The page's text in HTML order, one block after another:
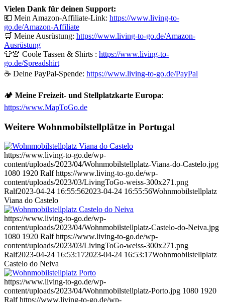
Vielen Dank für deinen Support:
💶 Mein Amazon-Affiliate-Link: https://www.living-to-
go.de/Amazon-Affiliate
🛒 Meine Ausrüstung: https://www.living-to-go.de/Amazon-
Ausrüstung
👕👚 Coole Tassen & Shirts : https://www.living-to-
go.de/Spreadshirt
☕ Deine PayPal-Spende: https://www.living-to-go.de/PayPal
🏕️ Meine Freizeit- und Stellplatzkarte Europa:
https://www.MapToGo.de
Weitere Wohnmobilstellplätze in Portugal
https://www.living-to-go.de/wp-
content/uploads/2023/04/Wohnmobilstellplatz-Viana-do-Castelo.jpg
1080 1920 Ralf https://www.living-to-go.de/wp-
content/uploads/2023/03/LivingToGo-weiss-300x271.png
Ralf2023-04-24 16:55:562023-04-24 16:55:56Wohnmobilstellplatz
Viana do Castelo
https://www.living-to-go.de/wp-
content/uploads/2023/04/Wohnmobilstellplatz-Castelo-do-Neiva.jpg
1080 1920 Ralf https://www.living-to-go.de/wp-
content/uploads/2023/03/LivingToGo-weiss-300x271.png
Ralf2023-04-24 16:53:172023-04-24 16:53:17Wohnmobilstellplatz
Castelo do Neiva
https://www.living-to-go.de/wp-
content/uploads/2023/04/Wohnmobilstellplatz-Porto.jpg 1080 1920
Ralf https://www.living-to-go.de/wp-